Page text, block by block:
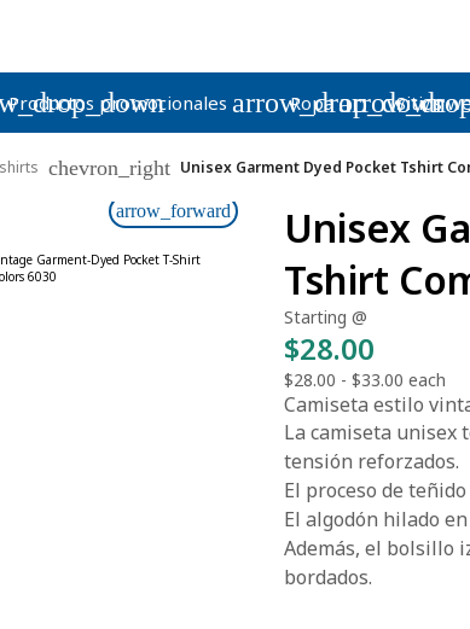
Productos promocionales arrow_drop_down
Ropa Sitios
chevron_right Unisex Garment Dyed Pocket Tshirt
arrow_forward
Unisex
Tshirt
Starting @
$28.00
$28.00 - $33.00 each
Camiseta estilo
La camiseta unisex
tensión reforzados.
El proceso de
El algodón hilado
Además, el bolsillo
bordados.